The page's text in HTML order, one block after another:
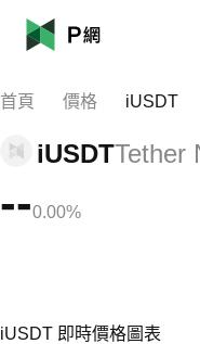
首頁 價格 iUSDT
iUSDTTether
--0.00%
iUSDT 即時價格圖表